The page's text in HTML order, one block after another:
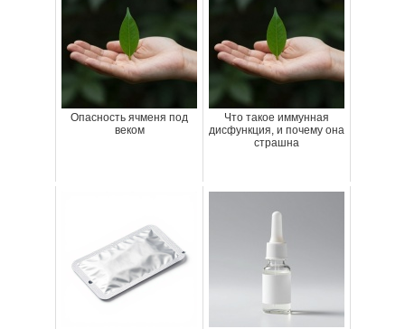
Опасность ячменя под
веком
Что такое иммунная
дисфункция, и почему она
страшна